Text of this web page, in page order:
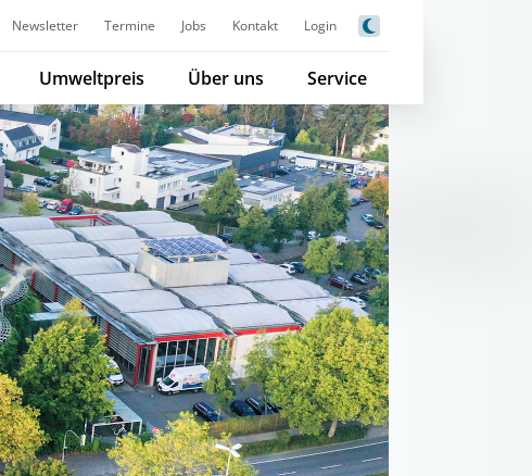
Newsletter Termine Jobs Kontakt Login
Umweltpreis Über uns Service